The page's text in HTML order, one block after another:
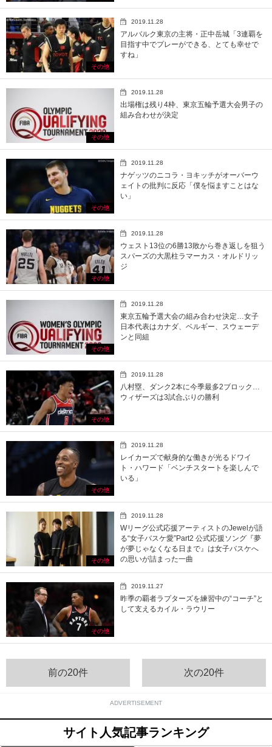
その他
2019.11.28
アルバルク東京の主将・正中岳城「3連覇を
目指す中でプレーができる、とても幸せで
すね」
その他
2019.11.28
出場権は残り4枠、東京五輪予選大会男子の
組み合わせが決定
その他
2019.11.28
ナゲッツのニコラ・ヨキッチがオーバーウ
ェイトの批判に反応「僕を悩ますことはな
い」
その他
2019.11.28
ウェスト13位の6勝13敗から巻き返しを狙う
スパーズの大黒柱ラマーカス・オルドリッ
ジ
その他
2019.11.28
東京五輪予選大会の組み合わせ決定…女子
日本代表はカナダ、ベルギー、スウェーデ
ンと同組
その他
2019.11.28
八村塁、ダンク2本に今季最多2ブロック…
ウィザーズは3試合ぶりの勝利
その他
2019.11.28
レイカーズで献身的な働きが光るドワイ
ト・ハワード「ベンチスタートを楽しんで
いる」
その他
2019.11.28
Wリーグ公式応援アーティストのJewelが語
る“女子バスケ愛”Part2 公式応援ソング『夢
が夢じゃなくなる日まで』は女子バスケへ
の思いが詰まった一曲
その他
2019.11.27
昨季の覇者ラプターズを練習中の“コーチ”と
して支えるカイル・ラウリー
前の20件 次の20件
ADVERTISEMENT
サイト人気記事ランキング